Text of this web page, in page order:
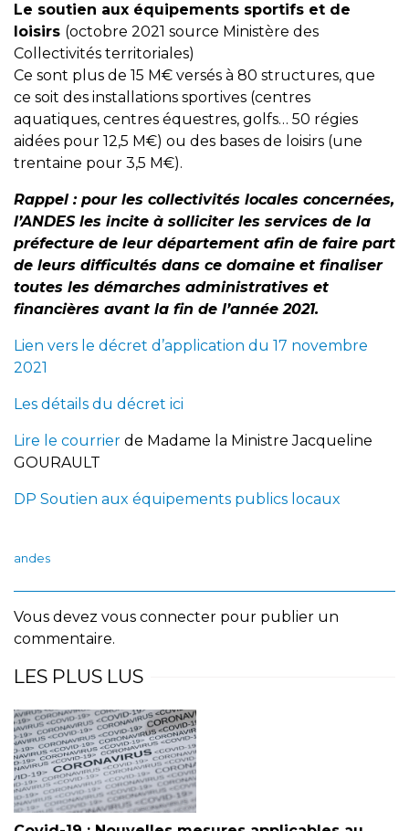
Le soutien aux équipements sportifs et de
loisirs (octobre 2021 source Ministère des
Collectivités territoriales)
Ce sont plus de 15 M€ versés à 80 structures, que
ce soit des installations sportives (centres
aquatiques, centres équestres, golfs… 50 régies
aidées pour 12,5 M€) ou des bases de loisirs (une
trentaine pour 3,5 M€).
Rappel : pour les collectivités locales concernées,
l’ANDES les incite à solliciter les services de la
préfecture de leur département afin de faire part
de leurs difficultés dans ce domaine et finaliser
toutes les démarches administratives et
financières avant la fin de l’année 2021.
Lien vers le décret d’application du 17 novembre
2021
Les détails du décret ici
Lire le courrier de Madame la Ministre Jacqueline
GOURAULT
DP Soutien aux équipements publics locaux
andes
Vous devez vous connecter pour publier un
commentaire.
LES PLUS LUS